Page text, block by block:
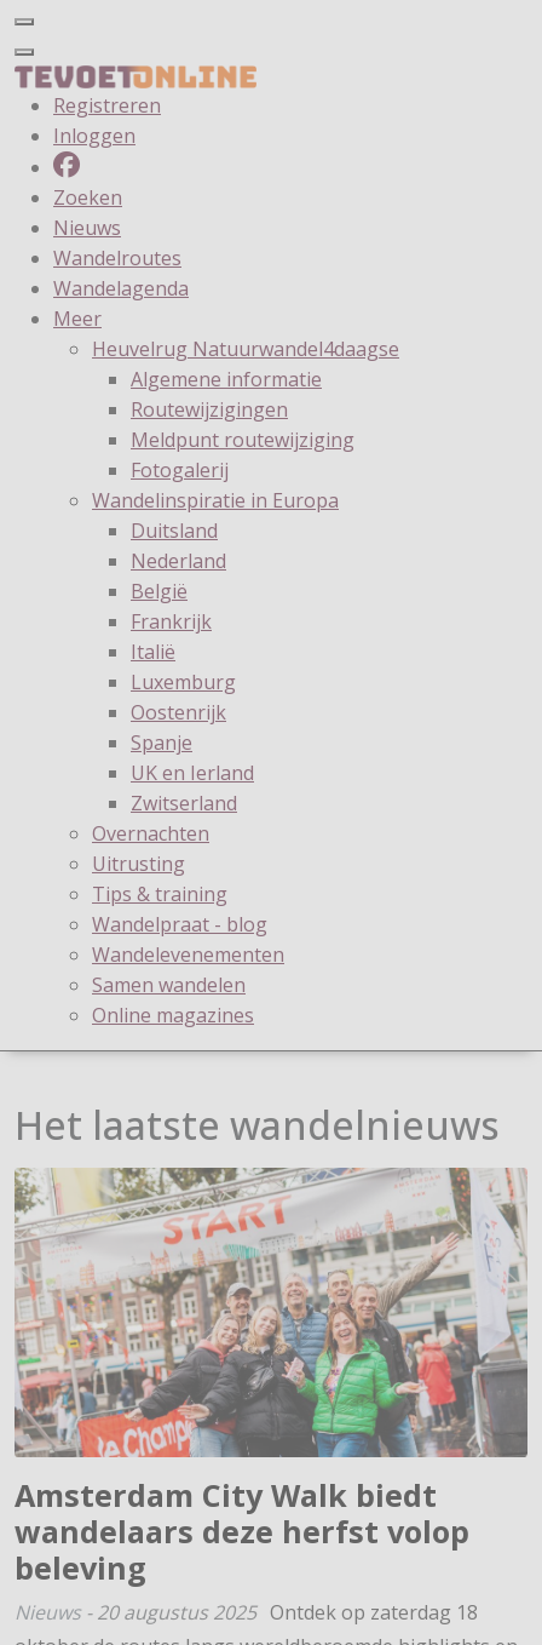
Registreren
Inloggen
Zoeken
Nieuws
Wandelroutes
Wandelagenda
Meer
Heuvelrug Natuurwandel4daagse
Algemene informatie
Routewijzigingen
Meldpunt routewijziging
Fotogalerij
Wandelinspiratie in Europa
Duitsland
Nederland
België
Frankrijk
Italië
Luxemburg
Oostenrijk
Spanje
UK en Ierland
Zwitserland
Overnachten
Uitrusting
Tips & training
Wandelpraat - blog
Wandelevenementen
Samen wandelen
Online magazines
Het laatste wandelnieuws
Amsterdam City Walk biedt
wandelaars deze herfst volop
beleving
Nieuws -20 augustus 2025 Ontdek op zaterdag 18